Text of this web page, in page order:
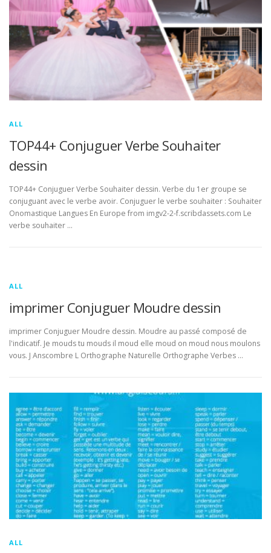
ALL
TOP44+ Conjuguer Verbe Souhaiter
dessin
TOP44+ Conjuguer Verbe Souhaiter dessin. Verbe du 1er groupe se
conjuguant avec le verbe avoir. Conjuguer le verbe souhaiter : Souhaiter
Onomastique Langues En Europe from imgv2-2-f.scribdassets.com Le
verbe souhaiter …
ALL
imprimer Conjuguer Moudre dessin
imprimer Conjuguer Moudre dessin. Moudre au passé composé de
l'indicatif. Je mouds tu mouds il moud elle moud on moud nous moulons
vous. J Anscombre L Orthographe Naturelle Orthographe Verbes …
ALL